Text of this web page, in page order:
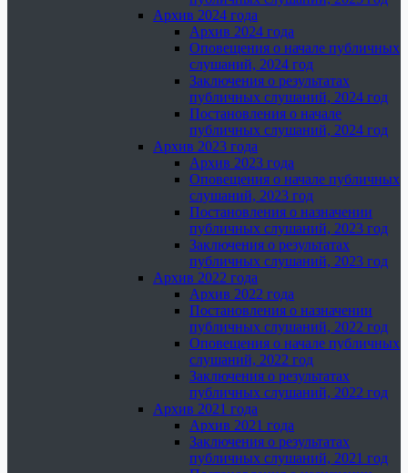
Архив 2024 года
Архив 2024 года
Оповещения о начале публичных
слушаний, 2024 год
Заключения о результатах
публичных слушаний, 2024 год
Постановления о начале
публичных слушаний, 2024 год
Архив 2023 года
Архив 2023 года
Оповещения о начале публичных
слушаний, 2023 год
Постановления о назначении
публичных слушаний, 2023 год
Заключения о результатах
публичных слушаний, 2023 год
Архив 2022 года
Архив 2022 года
Постановления о назначении
публичных слушаний, 2022 год
Оповещения о начале публичных
слушаний, 2022 год
Заключения о результатах
публичных слушаний, 2022 год
Архив 2021 года
Архив 2021 года
Заключения о результатах
публичных слушаний, 2021 год